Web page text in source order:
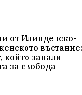
от Илинденско-
въстание:
който запали
за свобода